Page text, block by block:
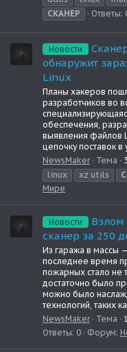
СКАНЕР
Ответы:
Новости
обнаружит
Linux
Планы хакеров
разработчиков во
обеспечения,
выявления файлов
цепочку поставок в
NewsMaker
Тема
linux
xz utils
Мире
Новости
Взлом
сканер за 250
Из гаража в массы
последнее время
пожарных стало не
достаточно было
можно было
технологий, таких
NewsMaker
Тема
Ответы: 0
Форум: